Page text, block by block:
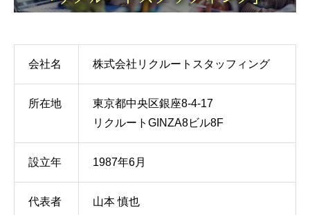
会社名 株式会社リクルートスタッフィング
所在地
東京都中央区銀座8-4-17
リクルートGINZA8ビル8F
設立年 1987年6月
代表者 山本 慎也